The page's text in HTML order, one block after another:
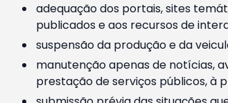
adequação dos portais, sites
publicados e aos recursos de
suspensão da produção e da
manutenção apenas de notícias,
prestação de serviços públicos, à